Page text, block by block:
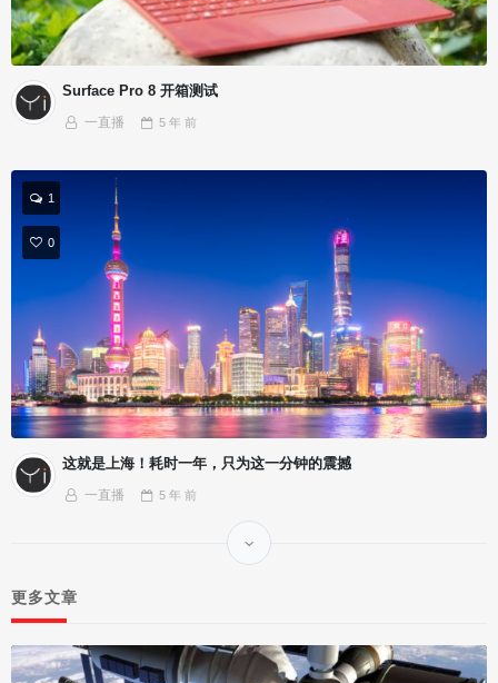
Surface Pro 8 开箱测试
一直播 5 年 前
1
0
这就是上海！耗时一年，只为这一分钟的震撼
一直播 5 年 前
更多文章